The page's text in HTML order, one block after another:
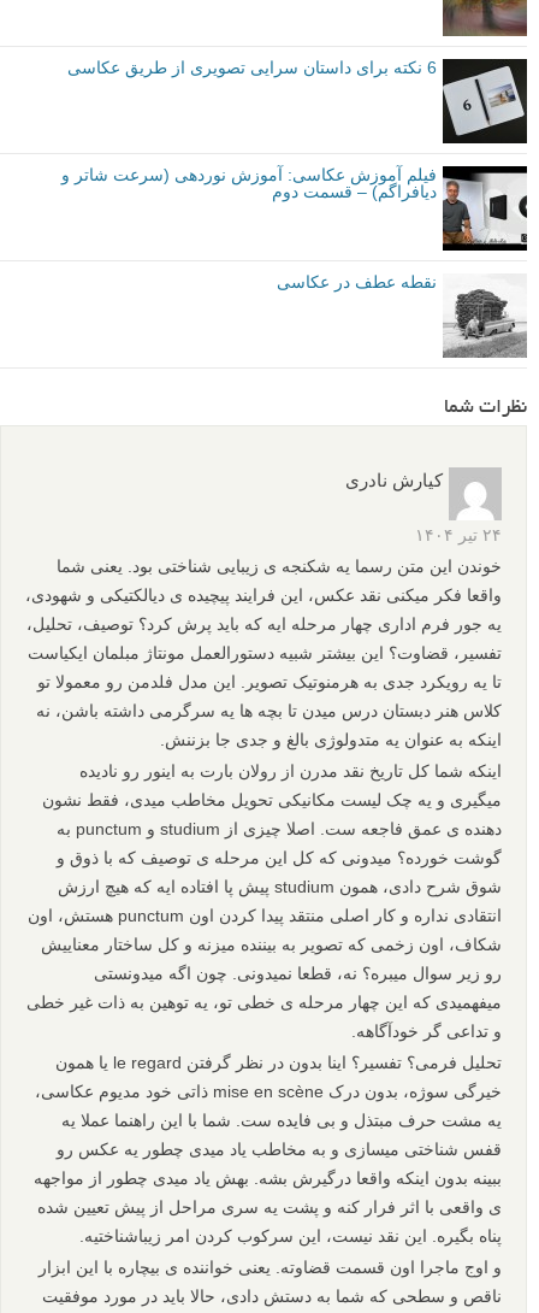
6 نکته برای داستان سرایی تصویری از طریق عکاسی
فیلم آموزش عکاسی: آموزش نوردهی (سرعت شاتر و
دیافراگم) – قسمت دوم
نقطه عطف در عکاسی
نظرات شما
کیارش نادری
۲۴ تیر ۱۴۰۴
خوندن این متن رسما یه شکنجه ی زیبایی شناختی بود. یعنی شما
واقعا فکر میکنی نقد عکس، این فرایند پیچیده ی دیالکتیکی و شهودی،
یه جور فرم اداری چهار مرحله ایه که باید پرش کرد؟ توصیف، تحلیل،
تفسیر، قضاوت؟ این بیشتر شبیه دستورالعمل مونتاژ مبلمان ایکیاست
تا یه رویکرد جدی به هرمنوتیک تصویر. این مدل فلدمن رو معمولا تو
کلاس هنر دبستان درس میدن تا بچه ها یه سرگرمی داشته باشن، نه
اینکه به عنوان یه متدولوژی بالغ و جدی جا بزننش.
اینکه شما کل تاریخ نقد مدرن از رولان بارت به اینور رو نادیده
میگیری و یه چک لیست مکانیکی تحویل مخاطب میدی، فقط نشون
دهنده ی عمق فاجعه ست. اصلا چیزی از studium و punctum به
گوشت خورده؟ میدونی که کل این مرحله ی توصیف که با ذوق و
شوق شرح دادی، همون studium پیش پا افتاده ایه که هیچ ارزش
انتقادی نداره و کار اصلی منتقد پیدا کردن اون punctum هستش، اون
شکاف، اون زخمی که تصویر به بیننده میزنه و کل ساختار معناییش
رو زیر سوال میبره؟ نه، قطعا نمیدونی. چون اگه میدونستی
میفهمیدی که این چهار مرحله ی خطی تو، یه توهین به ذات غیر خطی
و تداعی گر خودآگاهه.
تحلیل فرمی؟ تفسیر؟ اینا بدون در نظر گرفتن le regard یا همون
خیرگی سوژه، بدون درک mise en scène ذاتی خود مدیوم عکاسی،
یه مشت حرف مبتذل و بی فایده ست. شما با این راهنما عملا یه
قفس شناختی میسازی و به مخاطب یاد میدی چطور یه عکس رو
ببینه بدون اینکه واقعا درگیرش بشه. بهش یاد میدی چطور از مواجهه
ی واقعی با اثر فرار کنه و پشت یه سری مراحل از پیش تعیین شده
پناه بگیره. این نقد نیست، این سرکوب کردن امر زیباشناختیه.
و اوج ماجرا اون قسمت قضاوته. یعنی خواننده ی بیچاره با این ابزار
ناقص و سطحی که شما به دستش دادی، حالا باید در مورد موفقیت